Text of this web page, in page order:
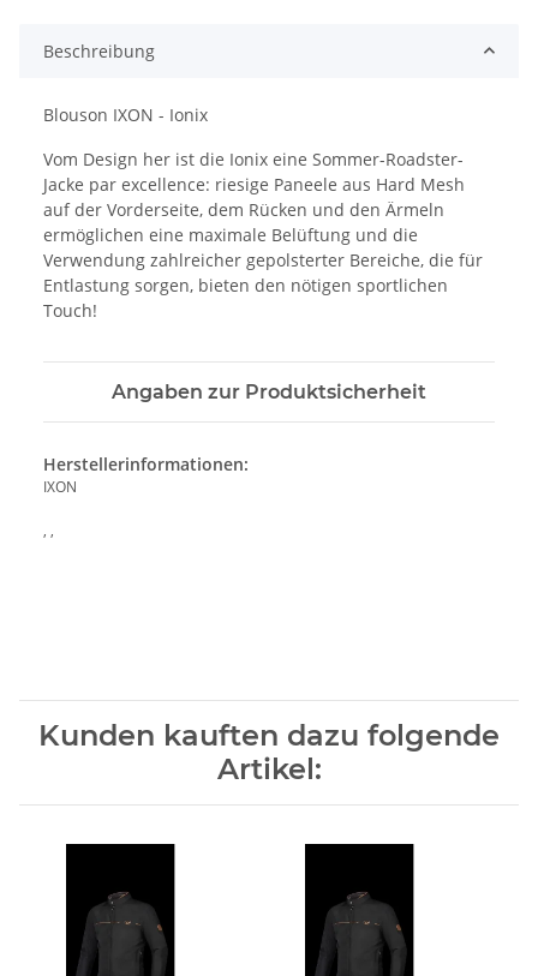
Beschreibung
Blouson IXON - Ionix
Vom Design her ist die Ionix eine Sommer-Roadster-
Jacke par excellence: riesige Paneele aus Hard Mesh
auf der Vorderseite, dem Rücken und den Ärmeln
ermöglichen eine maximale Belüftung und die
Verwendung zahlreicher gepolsterter Bereiche, die für
Entlastung sorgen, bieten den nötigen sportlichen
Touch!
Angaben zur Produktsicherheit
Herstellerinformationen:
IXON
, ,
Kunden kauften dazu folgende
Artikel: